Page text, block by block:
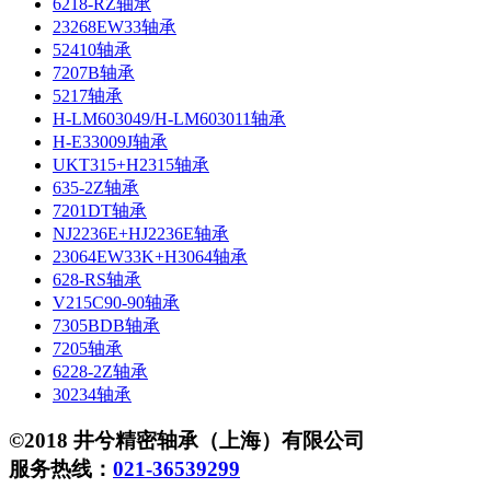
23268EW33轴承
52410轴承
7207B轴承
5217轴承
H-LM603049/H-LM603011轴承
H-E33009J轴承
UKT315+H2315轴承
635-2Z轴承
7201DT轴承
NJ2236E+HJ2236E轴承
23064EW33K+H3064轴承
628-RS轴承
V215C90-90轴承
7305BDB轴承
7205轴承
6228-2Z轴承
30234轴承
©2018 井兮精密轴承（上海）有限公司
服务热线： 021-36539299